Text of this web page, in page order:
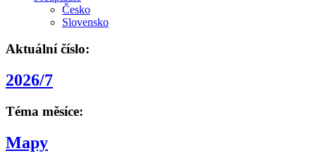
Česko
Slovensko
Aktuální číslo:
2026/7
Téma měsíce:
Mapy